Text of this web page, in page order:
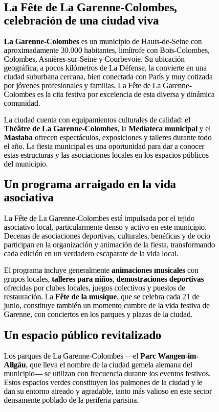
La Fête de La Garenne-Colombes,
celebración de una ciudad viva
La Garenne-Colombes es un municipio de Hauts-de-Seine con
aproximadamente 30.000 habitantes, limítrofe con Bois-Colombes,
Colombes, Asnières-sur-Seine y Courbevoie. Su ubicación
geográfica, a pocos kilómetros de La Défense, la convierte en una
ciudad suburbana cercana, bien conectada con París y muy cotizada
por jóvenes profesionales y familias. La Fête de La Garenne-
Colombes es la cita festiva por excelencia de esta diversa y dinámica
comunidad.
La ciudad cuenta con equipamientos culturales de calidad: el
Théâtre de La Garenne-Colombes, la Mediateca municipal y el
Mastaba ofrecen espectáculos, exposiciones y talleres durante todo
el año. La fiesta municipal es una oportunidad para dar a conocer
estas estructuras y las asociaciones locales en los espacios públicos
del municipio.
Un programa arraigado en la vida
asociativa
La Fête de La Garenne-Colombes está impulsada por el tejido
asociativo local, particularmente denso y activo en este municipio.
Decenas de asociaciones deportivas, culturales, benéficas y de ocio
participan en la organización y animación de la fiesta, transformando
cada edición en un verdadero escaparate de la vida local.
El programa incluye generalmente animaciones musicales con
grupos locales, talleres para niños, demostraciones deportivas
ofrecidas por clubes locales, juegos colectivos y puestos de
restauración. La Fête de la musique, que se celebra cada 21 de
junio, constituye también un momento cumbre de la vida festiva de
Garenne, con conciertos en los parques y plazas de la ciudad.
Un espacio público revitalizado
Los parques de La Garenne-Colombes —el Parc Wangen-im-
Allgäu, que lleva el nombre de la ciudad gemela alemana del
municipio— se utilizan con frecuencia durante los eventos festivos.
Estos espacios verdes constituyen los pulmones de la ciudad y le
dan su entorno aireado y agradable, tanto más valioso en este sector
densamente poblado de la periferia parisina.